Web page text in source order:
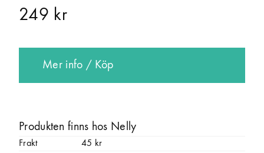
249 kr
Mer info / Köp
Produkten finns hos Nelly
Frakt
45 kr